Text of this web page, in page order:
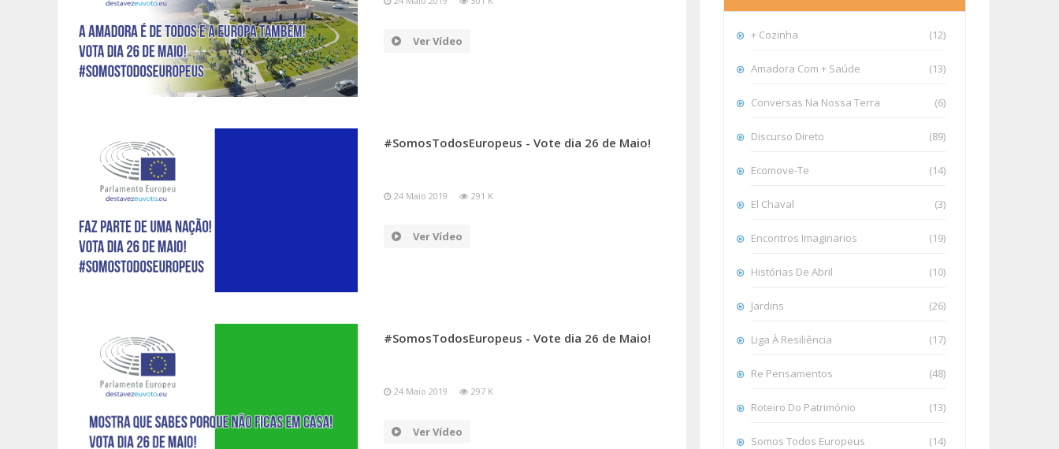
SOMOS TODOS EUROPEUS
ENCONTROS IMAGINÁRIOS
VEMOS OUVIMOS E LEMOS
(RE) PENSAMENTOS
HISTÓRIAS DE ABRIL
Ver Vídeo
#SomosTodosEuropeus - Vote dia 26 de Maio!
24 Maio 2019 291 K
Ver Vídeo
#SomosTodosEuropeus - Vote dia 26 de Maio!
24 Maio 2019 297 K
Ver Vídeo
+ Cozinha (12)
Amadora Com + Saúde (13)
Conversas Na Nossa Terra (6)
Discurso Direto (89)
Ecomove-Te (14)
El Chaval (3)
Encontros Imaginarios (19)
Histórias De Abril (10)
Jardins (26)
Liga À Resiliência (17)
Re Pensamentos (48)
Roteiro Do Património (13)
Somos Todos Europeus (14)